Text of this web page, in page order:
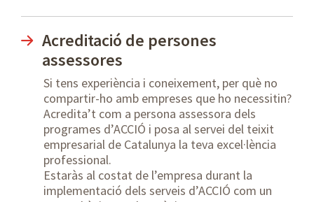
Acreditació de persones
assessores
Si tens experiència i coneixement, per què no
compartir-ho amb empreses que ho necessitin?
Acredita’t com a persona assessora dels
programes d’ACCIÓ i posa al servei del teixit
empresarial de Catalunya la teva excel·lència
professional.
Estaràs al costat de l’empresa durant la
implementació dels serveis d’ACCIÓ com un